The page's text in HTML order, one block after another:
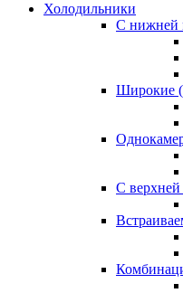
Холодильники
С нижней
Широкие
С верхней